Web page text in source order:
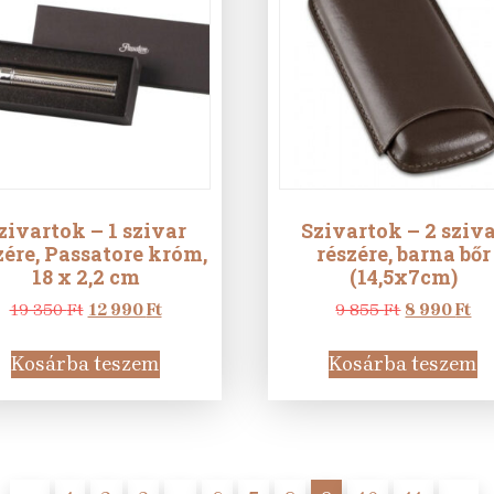
– 1 szivar
Passatore króm,
18 x 2,2 cm
19 350Ft Original
was:
19
350 Ft.
12 990FtCurrent
990 Ft.
Kosárba teszem
Szivartok – 2
részére, barna bőr
(14,5x7cm)
9 855Ft Original
was:
9
855 Ft.
8 990Ft
is:
8
Kosárba teszem